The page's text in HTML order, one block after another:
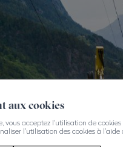
aux cookies
vous acceptez l'utilisation de
l'utilisation des cookies à l'aide